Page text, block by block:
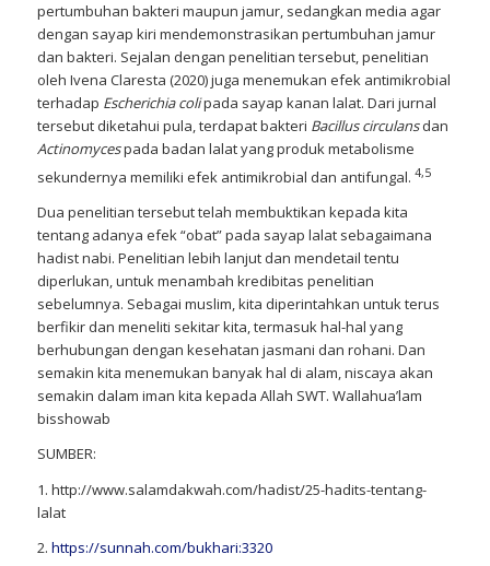
pertumbuhan bakteri maupun jamur, sedangkan media agar
dengan sayap kiri mendemonstrasikan pertumbuhan jamur
dan bakteri. Sejalan dengan penelitian tersebut, penelitian
oleh Ivena Claresta (2020) juga menemukan efek antimikrobial
terhadap Escherichia colipada sayap kanan lalat. Dari jurnal
tersebut diketahui pula, terdapat bakteri Bacillus circulansdan
Actinomycespada badan lalat yang produk metabolisme
sekundernya memiliki efek antimikrobial dan antifungal. 4,5
Dua penelitian tersebut telah membuktikan kepada kita
tentang adanya efek “obat” pada sayap lalat sebagaimana
hadist nabi. Penelitian lebih lanjut dan mendetail tentu
diperlukan, untuk menambah kredibitas penelitian
sebelumnya. Sebagai muslim, kita diperintahkan untuk terus
berfikir dan meneliti sekitar kita, termasuk hal-hal yang
berhubungan dengan kesehatan jasmani dan rohani. Dan
semakin kita menemukan banyak hal di alam, niscaya akan
semakin dalam iman kita kepada Allah SWT. Wallahua’lam
bisshowab
SUMBER:
1. http://www.salamdakwah.com/hadist/25-hadits-tentang-
lalat
2. https://sunnah.com/bukhari:3320